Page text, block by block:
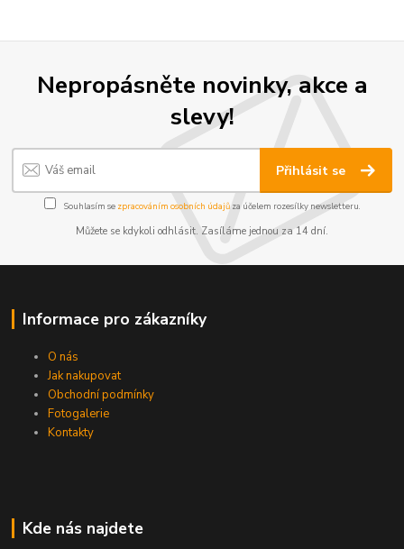
Nepropásněte novinky, akce a
slevy!
Přihlásit se
Souhlasím se zpracováním osobních údajůza účelem rozesílky newsletteru.
Můžete se kdykoli odhlásit. Zasíláme jednou za 14 dní.
Informace pro zákazníky
O nás
Jak nakupovat
Obchodní podmínky
Fotogalerie
Kontakty
Kde nás najdete